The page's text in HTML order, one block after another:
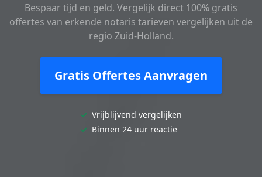
Bespaar tijd en geld. Vergelijk direct 100% gratis
offertes van erkende notaris tarieven vergelijken uit de
regio Zuid-Holland.
Gratis Offertes Aanvragen
✓ Vrijblijvend vergelijken
✓ Binnen 24 uur reactie